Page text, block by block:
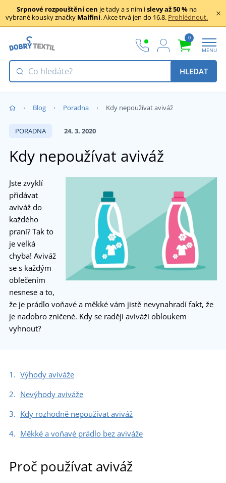
Srpnové rozpouštění cen je tady a s ním islevy až 50 % na
vybrané kousky značky Malfini. Akce trvá jen do 16.8. Prohlédnout.
0
MENU
HLEDAT
Blog Poradna Kdy nepoužívat aviváž
PORADNA 24. 3. 2020
Kdy nepoužívat aviváž
Jste zvyklí
přidávat
aviváž do
každého
praní? Tak to
je velká
chyba! Aviváž
se s každým
oblečením
nesnese a to,
že je prádlo voňavé a měkké vám jistě nevynahradí fakt, že
je nadobro zničené. Kdy se raději aviváži obloukem
vyhnout?
Výhody aviváže
Nevýhody aviváže
Kdy rozhodně nepoužívat aviváž
Měkké a voňavé prádlo bez aviváže
Proč používat aviváž